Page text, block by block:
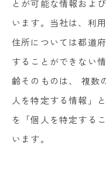
とが可能な情報およ
います。当社は、利
住所については都道
することができない
齢そのものは、 複数
人を特定する情報」
を「個人を特定する
います。